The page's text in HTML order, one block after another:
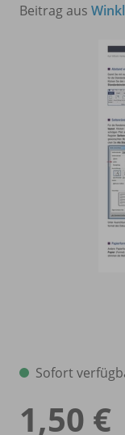
Beitrag aus
Sofort
1,50 €